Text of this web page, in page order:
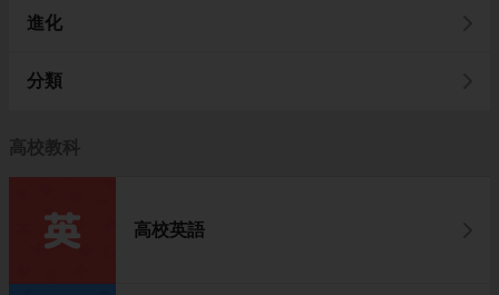
進化
分類
高校教科
高校英語